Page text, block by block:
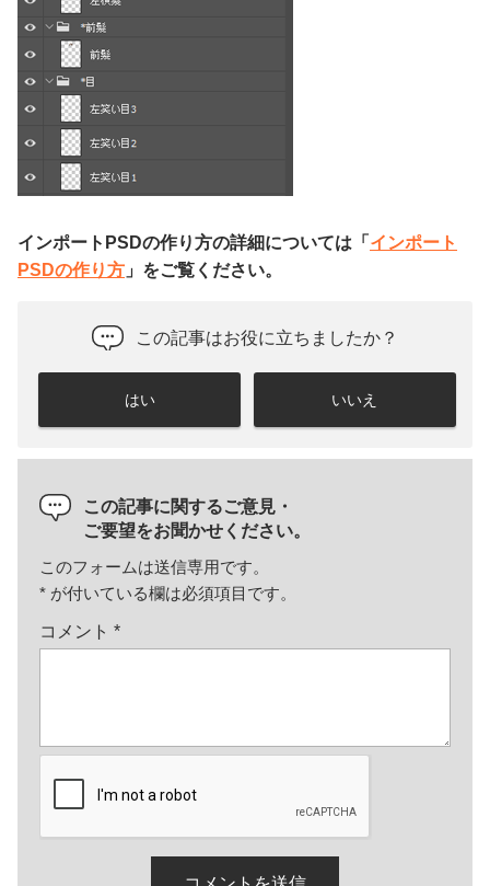
インポートPSDの作り方の詳細については「 インポート
PSDの作り方 」をご覧ください。
この記事はお役に立ちましたか？
はい いいえ
この記事に関するご意見・
ご要望をお聞かせください。
このフォームは送信専用です。
* が付いている欄は必須項目です。
コメント *